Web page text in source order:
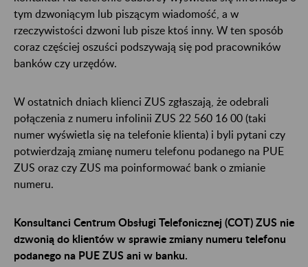
tym dzwoniącym lub piszącym wiadomość, a w
rzeczywistości dzwoni lub pisze ktoś inny. W ten sposób
coraz częściej oszuści podszywają się pod pracowników
banków czy urzędów.
W ostatnich dniach klienci ZUS zgłaszają, że odebrali
połączenia z numeru infolinii ZUS 22 560 16 00 (taki
numer wyświetla się na telefonie klienta) i byli pytani czy
potwierdzają zmianę numeru telefonu podanego na PUE
ZUS oraz czy ZUS ma poinformować bank o zmianie
numeru.
Konsultanci Centrum Obsługi Telefonicznej (COT) ZUS nie
dzwonią do klientów w sprawie zmiany numeru telefonu
podanego na PUE ZUS ani w banku.